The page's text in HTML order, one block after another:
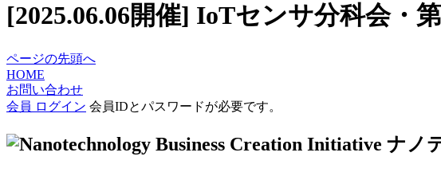
[2025.06.06開催] IoTセンサ分科会・
ページの先頭へ
HOME
お問い合わせ
会員 ログイン 会員IDとパスワードが必要です。
ナノ